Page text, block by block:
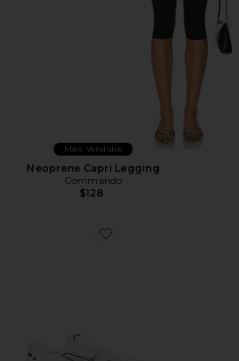
Mais Vendidos
Neoprene Capri Legging
Commando
$128
Favorite GEL-1130